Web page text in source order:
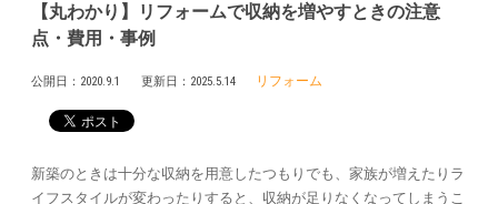
【丸わかり】リフォームで収納を増やすときの注意
点・費用・事例
公開日： 2020.9.1 更新日： 2025.5.14 リフォーム
新築のときは十分な収納を用意したつもりでも、家族が増えたりラ
イフスタイルが変わったりすると、収納が足りなくなってしまうこ